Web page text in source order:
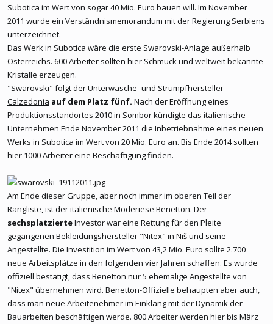
Subotica im Wert von sogar 40 Mio. Euro bauen will. Im November
2011 wurde ein Verständnismemorandum mit der Regierung Serbiens
unterzeichnet.
Das Werk in Subotica wäre die erste Swarovski-Anlage außerhalb
Österreichs. 600 Arbeiter sollten hier Schmuck und weltweit bekannte
Kristalle erzeugen.
"Swarovski" folgt der Unterwäsche- und Strumpfhersteller
Calzedonia auf dem Platz fünf. Nach der Eröffnung eines
Produktionsstandortes 2010 in Sombor kündigte das italienische
Unternehmen Ende November 2011 die Inbetriebnahme eines neuen
Werks in Subotica im Wert von 20 Mio. Euro an. Bis Ende 2014 sollten
hier 1000 Arbeiter eine Beschäftigung finden.
Am Ende dieser Gruppe, aber noch immer im oberen Teil der
Rangliste, ist der italienische Moderiese Benetton. Der
sechsplatzierteInvestor war eine Rettung für den Pleite
gegangenen Bekleidungshersteller "Nitex" in Niš und seine
Angestellte. Die Investition im Wert von 43,2 Mio. Euro sollte 2.700
neue Arbeitsplätze in den folgenden vier Jahren schaffen. Es wurde
offiziell bestätigt, dass Benetton nur 5 ehemalige Angestellte von
"Nitex" übernehmen wird. Benetton-Offizielle behaupten aber auch,
dass man neue Arbeitenehmer im Einklang mit der Dynamik der
Bauarbeiten beschäftigen werde. 800 Arbeiter werden hier bis März